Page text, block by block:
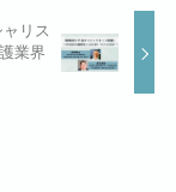
リス
業界